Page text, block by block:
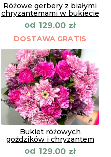
Różowe gerbery z białymi
chryzantemami w bukiecie
od 129.00 zł
DOSTAWA GRATIS
Bukiet różowych
goździków i chryzantem
od 129.00 zł